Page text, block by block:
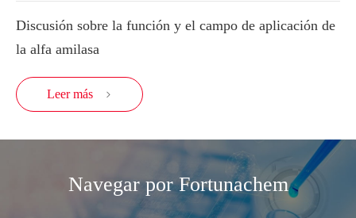
Discusión sobre la función y el campo de aplicación de
la alfa amilasa
Leer más 
Navegar por Fortunachem